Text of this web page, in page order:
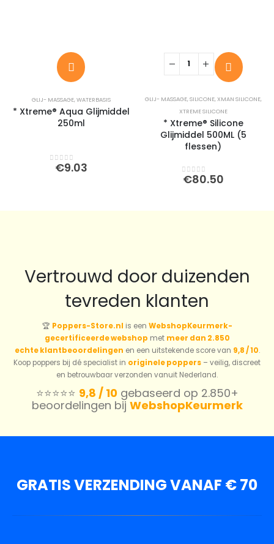
GLIJ- MASSAGE,WATERBASIS
* Xtreme® Aqua Glijmiddel
250ml
out of 5
€9.03
GLIJ- MASSAGE,SILICONE,XMAN SILICONE,
XTREME SILICONE
* Xtreme® Silicone
Glijmiddel 500ML (5
flessen)
0out of 5
€80.50
Vertrouwd door duizenden
tevreden klanten
🏆 Poppers-Store.nl is een WebshopKeurmerk-
gecertificeerde webshop met meer dan 2.850
echte klantbeoordelingen en een uitstekende score van 9,8 / 10.
Koop poppers bij dé specialist in originele poppers – veilig, discreet
en betrouwbaar verzonden vanuit Nederland.
⭐️⭐️⭐️⭐️⭐️ 9,8 / 10gebaseerd op 2.850+
beoordelingen bij WebshopKeurmerk
GRATIS VERZENDING VANAF € 70